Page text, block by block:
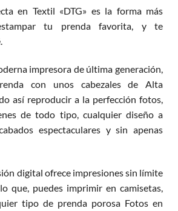
en Textil «DTG» es la forma más
tu prenda favorita, y te
impresora de última generación,
con unos cabezales de Alta
así reproducir a la perfección fotos,
de todo tipo, cualquier diseño a
espectaculares y sin apenas
digital ofrece impresiones sin límite
que, puedes imprimir en camisetas,
tipo de prenda porosa Fotos en